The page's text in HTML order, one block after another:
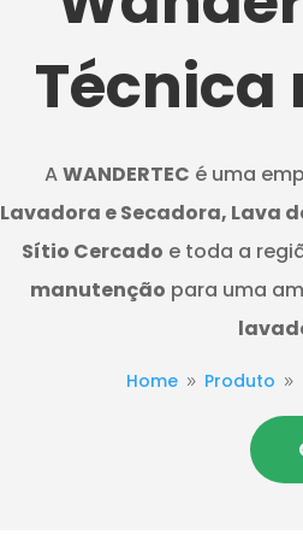
Técnica
AWANDERTEC é uma
Lavadora e Secadora, Lava
Sítio Cercado e toda a
manutenção para uma
Home 9 Produto 9